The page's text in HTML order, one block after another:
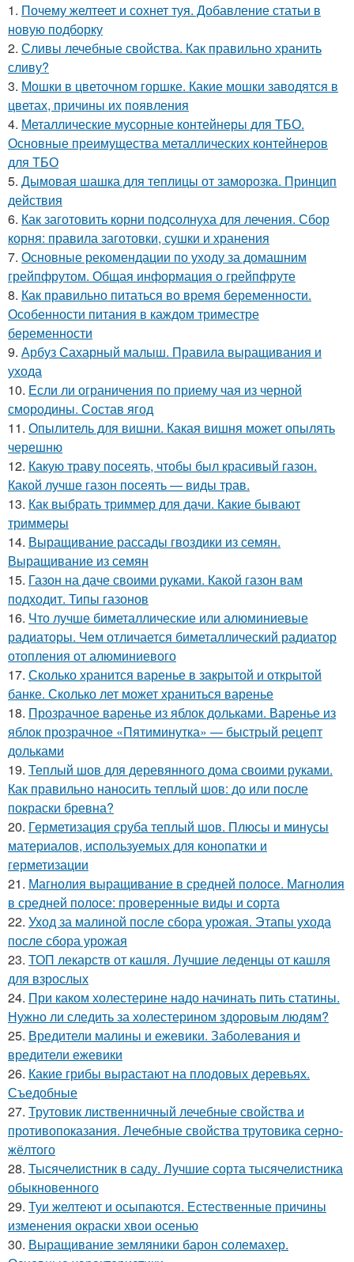
1. Почему желтеет и сохнет туя. Добавление статьи в
новую подборку
2. Сливы лечебные свойства. Как правильно хранить
сливу?
3. Мошки в цветочном горшке. Какие мошки заводятся в
цветах, причины их появления
4. Металлические мусорные контейнеры для ТБО.
Основные преимущества металлических контейнеров
для ТБО
5. Дымовая шашка для теплицы от заморозка. Принцип
действия
6. Как заготовить корни подсолнуха для лечения. Сбор
корня: правила заготовки, сушки и хранения
7. Основные рекомендации по уходу за домашним
грейпфрутом. Общая информация о грейпфруте
8. Как правильно питаться во время беременности.
Особенности питания в каждом триместре
беременности
9. Арбуз Сахарный малыш. Правила выращивания и
ухода
10. Если ли ограничения по приему чая из черной
смородины. Состав ягод
11. Опылитель для вишни. Какая вишня может опылять
черешню
12. Какую траву посеять, чтобы был красивый газон.
Какой лучше газон посеять — виды трав.
13. Как выбрать триммер для дачи. Какие бывают
триммеры
14. Выращивание рассады гвоздики из семян.
Выращивание из семян
15. Газон на даче своими руками. Какой газон вам
подходит. Типы газонов
16. Что лучше биметаллические или алюминиевые
радиаторы. Чем отличается биметаллический радиатор
отопления от алюминиевого
17. Сколько хранится варенье в закрытой и открытой
банке. Сколько лет может храниться варенье
18. Прозрачное варенье из яблок дольками. Варенье из
яблок прозрачное «Пятиминутка» — быстрый рецепт
дольками
19. Теплый шов для деревянного дома своими руками.
Как правильно наносить теплый шов: до или после
покраски бревна?
20. Герметизация сруба теплый шов. Плюсы и минусы
материалов, используемых для конопатки и
герметизации
21. Магнолия выращивание в средней полосе. Магнолия
в средней полосе: проверенные виды и сорта
22. Уход за малиной после сбора урожая. Этапы ухода
после сбора урожая
23. ТОП лекарств от кашля. Лучшие леденцы от кашля
для взрослых
24. При каком холестерине надо начинать пить статины.
Нужно ли следить за холестерином здоровым людям?
25. Вредители малины и ежевики. Заболевания и
вредители ежевики
26. Какие грибы вырастают на плодовых деревьях.
Съедобные
27. Трутовик лиственничный лечебные свойства и
противопоказания. Лечебные свойства трутовика серно-
жёлтого
28. Тысячелистник в саду. Лучшие сорта тысячелистника
обыкновенного
29. Туи желтеют и осыпаются. Естественные причины
изменения окраски хвои осенью
30. Выращивание земляники барон солемахер.